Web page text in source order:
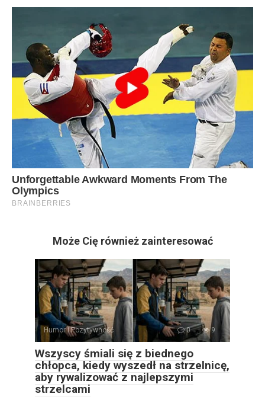
Może Cię również zainteresować
Humor i Pozytywność 0 9
Wszyscy śmiali się z biednego
chłopca, kiedy wyszedł na strzelnicę,
aby rywalizować z najlepszymi
strzelcami